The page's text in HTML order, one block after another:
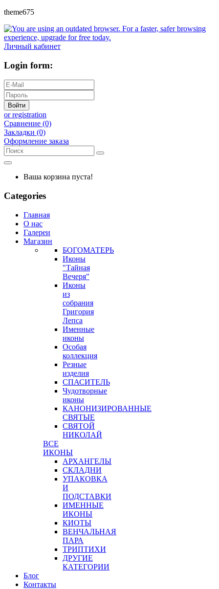
theme675
Личный кабинет
Login form:
Войти
or registration
Сравнение (0)
Закладки (0)
Оформление заказа
Ваша корзина пуста!
Categories
Главная
О нас
Галереи
Магазин
БОГОМАТЕРЬ
Иконы
"Тайная
Вечеря"
Иконы
из
собрания
Григория
Лепса
Именные
иконы
Особая
коллекция
Резные
изделия
СПАСИТЕЛЬ
Чудотворные
иконы
КАНОНИЗИРОВАННЫЕ
СВЯТЫЕ
СВЯТОЙ
НИКОЛАЙ
ВСЕ
ИКОНЫ
АРХАНГЕЛЫ
СКЛАДНИ
УПАКОВКА
И
ПОДСТАВКИ
ИМЕННЫЕ
ИКОНЫ
КИОТЫ
ВЕНЧАЛЬНАЯ
ПАРА
ТРИПТИХИ
ДРУГИЕ
КАТЕГОРИИ
Блог
Контакты